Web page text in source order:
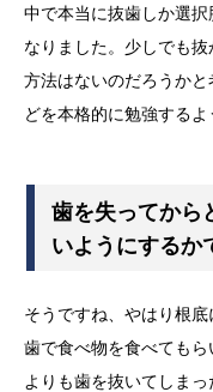
中で本当に抜歯しか選
なりました。少しでも
方法はないのだろうか
どを本格的に勉強するよ
歯を失ってから
いようにするか
そうですね、やはり根
歯で食べ物を食べても
よりも歯を抜いてしま